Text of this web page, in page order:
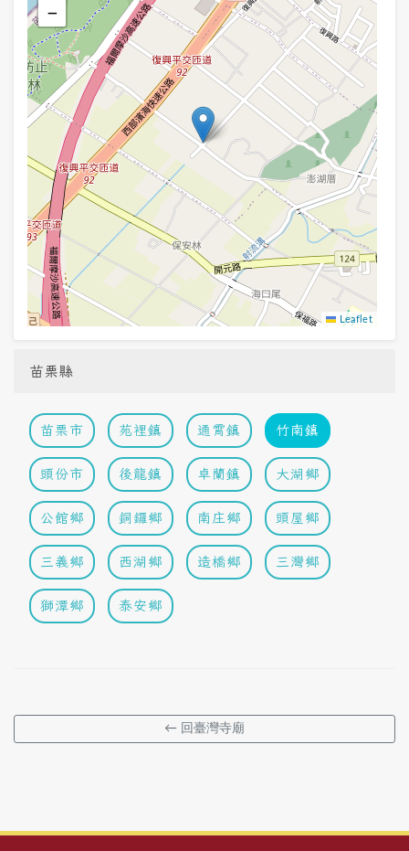
−
Leaflet
苗栗縣
苗栗市 苑裡鎮 通霄鎮 竹南鎮
頭份市 後龍鎮 卓蘭鎮 大湖鄉
公館鄉 銅鑼鄉 南庄鄉 頭屋鄉
三義鄉 西湖鄉 造橋鄉 三灣鄉
獅潭鄉 泰安鄉
← 回臺灣寺廟